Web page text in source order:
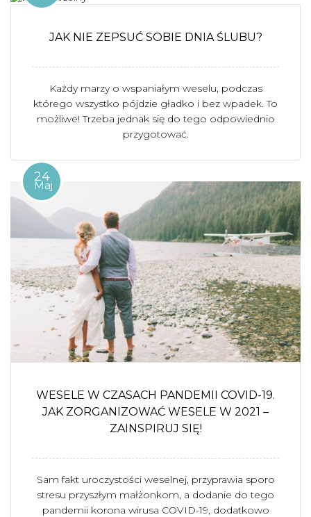
JAK NIE ZEPSUĆ SOBIE DNIA ŚLUBU?
Każdy marzy o wspaniałym weselu, podczas
którego wszystko pójdzie gładko i bez wpadek. To
możliwe! Trzeba jednak się do tego odpowiednio
przygotować.
24
Maj
WESELE W CZASACH PANDEMII COVID-19.
JAK ZORGANIZOWAĆ WESELE W 2021 –
ZAINSPIRUJ SIĘ!
Sam fakt uroczystości weselnej, przyprawia sporo
stresu przyszłym małżonkom, a dodanie do tego
pandemii korona wirusa COVID-19, dodatkowo